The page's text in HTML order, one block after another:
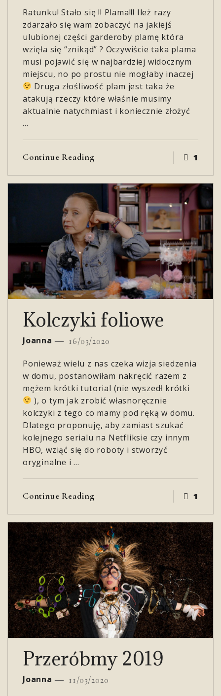
Ratunku! Stało się !! Plama!!! Ileż razy
zdarzało się wam zobaczyć na jakiejś
ulubionej części garderoby plamę która
wzięła się “znikąd” ? Oczywiście taka plama
musi pojawić się w najbardziej widocznym
miejscu, no po prostu nie mogłaby inaczej
Druga złośliwość plam jest taka że
atakują rzeczy które właśnie musimy
aktualnie natychmiast i koniecznie złożyć
…
Continue Reading 1
Kolczyki foliowe
Joanna 16/03/2020
Ponieważ wielu z nas czeka wizja siedzenia
w domu, postanowiłam nakręcić razem z
mężem krótki tutorial (nie wyszedł krótki
), o tym jak zrobić własnoręcznie
kolczyki z tego co mamy pod ręką w domu.
Dlatego proponuję, aby zamiast szukać
kolejnego serialu na Netfliksie czy innym
HBO, wziąć się do roboty i stworzyć
oryginalne i …
Continue Reading 1
Przeróbmy 2019
Joanna 11/03/2020